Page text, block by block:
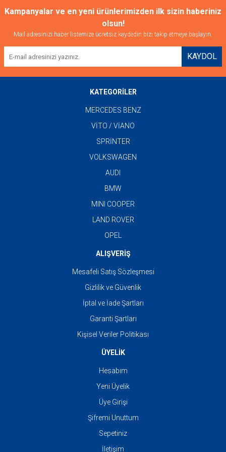
Kampanyalar ve en yeni ürünlerimizden ilk sizin haberiniz
olsun!
Mail adresinizi haber listemize ücretsiz kaydedin bizi takip etmeye başlayın.
KAYDOL
KATEGORİLER
MERCEDES BENZ
VİTO / VİANO
SPRİNTER
VOLKSWAGEN
AUDI
BMW
MINI COOPER
LAND ROVER
OPEL
ALIŞVERİŞ
Mesafeli Satış Sözleşmesi
Gizlilik ve Güvenlik
İptal ve İade Şartları
Garanti Şartları
Kişisel Veriler Politikası
ÜYELİK
Hesabım
Yeni Üyelik
Üye Girişi
Şifremi Unuttum
Sepetiniz
İletişim